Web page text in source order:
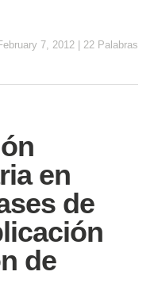
7, 2012 22 Palabras
en
de
de